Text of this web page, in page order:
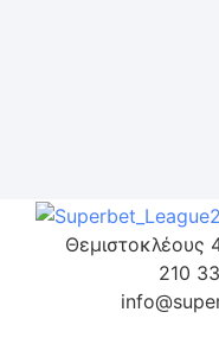
Θεμιστοκλέους
210